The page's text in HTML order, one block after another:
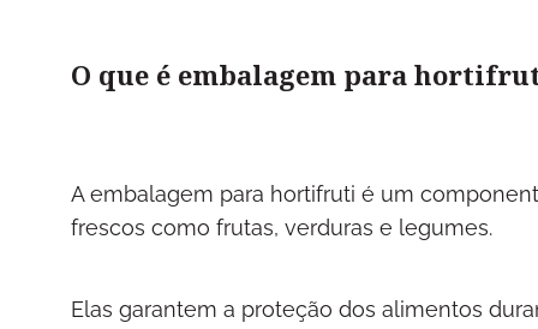
O que é embalagem para
A embalagem para hortifruti é um
frescos como frutas, verduras e legumes.
Elas garantem a proteção dos alimentos